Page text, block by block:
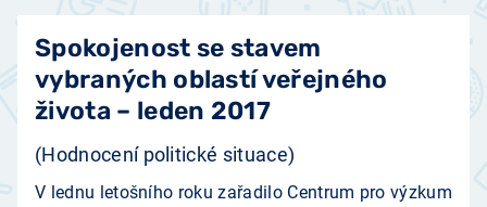
Spokojenost se stavem
vybraných oblastí veřejného
života – leden 2017
(Hodnocení politické situace)
V lednu letošního roku zařadilo Centrum pro výzkum